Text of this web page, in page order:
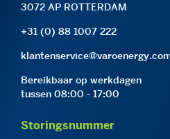
3072 AP ROTTERDAM
+31 (0) 88 1007 222
Bereikbaar op werkdagen
tussen 08:00 - 17:00
Storingsnummer